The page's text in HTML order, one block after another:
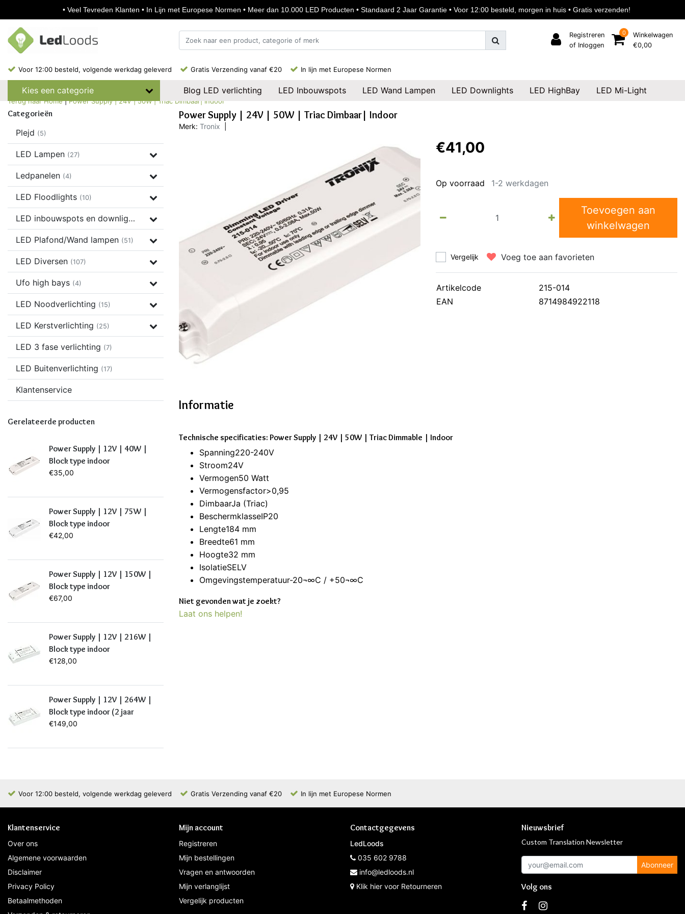
Registreren
of Inloggen
0
Winkelwagen
€0,00
Voor 12:00 besteld, volgende werkdag geleverd Gratis Verzending vanaf €20 In lijn met Europese Normen
Kies een categorie Blog LED verlichting LED Inbouwspots LED Wand Lampen LED Downlights LED HighBay LED Mi-Light
Terug naar Home|Power Supply | 24V | 50W | Triac Dimbaar| Indoor
Categorieën
Plejd (5)
LED Lampen (27)
Ledpanelen (4)
LED Floodlights (10)
LED inbouwspots en downlights (37)
LED Plafond/Wand lampen (51)
LED Diversen (107)
Ufo high bays (4)
LED Noodverlichting (15)
LED Kerstverlichting (25)
LED 3 fase verlichting (7)
LED Buitenverlichting (17)
Klantenservice
Gerelateerde producten
Power Supply | 12V | 40W |
Block type indoor
€35,00
Power Supply | 12V | 75W |
Block type indoor
€42,00
Power Supply | 12V | 150W |
Block type indoor
€67,00
Power Supply | 12V | 216W |
Block type indoor
€128,00
Power Supply | 12V | 264W |
Block type indoor (2 jaar
garantie)
€149,00
Power Supply | 24V | 50W | Triac Dimbaar| Indoor
Merk: Tronix
€41,00
Op voorraad 1-2 werkdagen
Toevoegen aan
winkelwagen
Vergelijk Voeg toe aan favorieten
Artikelcode
215-014
EAN
8714984922118
Informatie
Technische specificaties: Power Supply | 24V | 50W | Triac Dimmable | Indoor
Spanning220-240V
Stroom24V
Vermogen50 Watt
Vermogensfactor>0,95
DimbaarJa (Triac)
BeschermklasseIP20
Lengte184 mm
Breedte61 mm
Hoogte32 mm
IsolatieSELV
Omgevingstemperatuur-20¬∞C / +50¬∞C
Niet gevonden wat je zoekt?
Laat ons helpen!
Voor 12:00 besteld, volgende werkdag geleverd Gratis Verzending vanaf €20 In lijn met Europese Normen
Klantenservice
Over ons
Algemene voorwaarden
Disclaimer
Privacy Policy
Betaalmethoden
Mijn account
Registreren
Mijn bestellingen
Vragen en antwoorden
Mijn verlanglijst
Vergelijk producten
Contactgegevens
LedLoods
035 602 9788
info@ledloods.nl
Klik hier voor Retourneren
Nieuwsbrief
Custom Translation Newsletter
Abonneer
Volg ons
• Veel Tevreden Klanten • In Lijn met Europese Normen • Meer dan 10.000 LED Producten • Standaard 2 Jaar Garantie • Voor 12:00 besteld, morgen in huis • Gratis verzenden!